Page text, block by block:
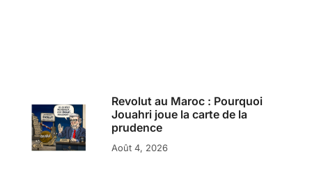
Revolut au Maroc : Pourquoi
Jouahri joue la carte de la
prudence
Août 4, 2026